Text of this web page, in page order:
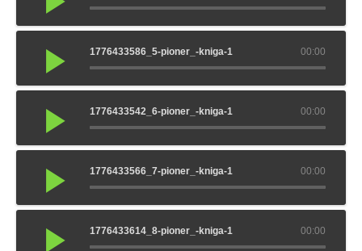
00:00
1776433586_5-pioner_-kniga-1
00:00
1776433542_6-pioner_-kniga-1
00:00
1776433566_7-pioner_-kniga-1
00:00
1776433614_8-pioner_-kniga-1